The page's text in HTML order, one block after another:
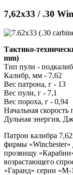
7,62x33 / .30
Тактико-
mm)
Тип пули -
Калибр, мм - 7,62
Вес патрона, г - 13
Вес пули, г - 7,1
Вес пороха, г - 0,94
Начальная скорость
Дульная энергия,
Патрон калибра
фирмы
прозвищу
возрастающего
«Гаранд» серии «М-